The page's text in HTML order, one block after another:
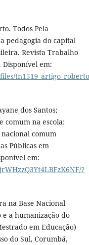
Todos Pela
pedagogia do capital
Revista Trabalho
Disponível em:
dos Santos;
comum na escola:
comum
Públicas em
em:
?
na Base Nacional
a humanização do
em Educação)
do Sul, Corumbá,